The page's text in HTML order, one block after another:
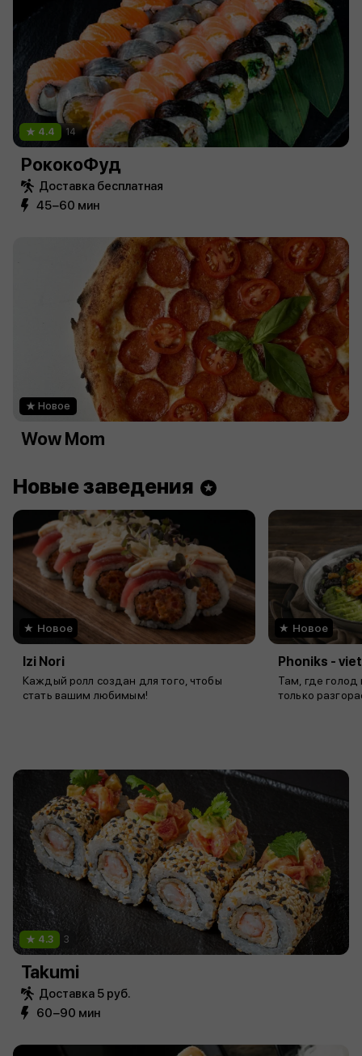
4.4 14
РококоФуд
Доставка бесплатная
45−60 мин
Новое
Wow Mom
Новые заведения
Новое
Izi Nori
Каждый ролл создан для того, чтобы
стать вашим любимым!
Новое
Phoniks -
Там, где голод
только
4.3 3
Takumi
Доставка 5 руб.
60−90 мин